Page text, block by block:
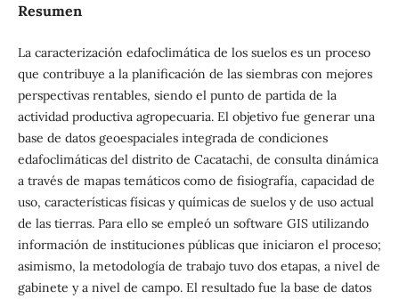
Resumen
La caracterización edafoclimática de los suelos es un proceso
que contribuye a la planificación de las siembras con mejores
perspectivas rentables, siendo el punto de partida de la
actividad productiva agropecuaria. El objetivo fue generar una
base de datos geoespaciales integrada de condiciones
edafoclimáticas del distrito de Cacatachi, de consulta dinámica
a través de mapas temáticos como de fisiografía, capacidad de
uso, características físicas y químicas de suelos y de uso actual
de las tierras. Para ello se empleó un software GIS utilizando
información de instituciones públicas que iniciaron el proceso;
asimismo, la metodología de trabajo tuvo dos etapas, a nivel de
gabinete y a nivel de campo. El resultado fue la base de datos